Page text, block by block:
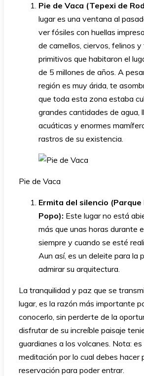
Pie de Vaca (Tepexi de
lugar es una ventana al
ver fósiles con huellas
de camellos, ciervos, felinos
primitivos que habitaron el
de 5 millones de años. A
región es muy árida, te
que toda esta zona estaba
grandes cantidades de agua,
acuáticas y enormes
rastros de su existencia.
Pie de Vaca
Ermita del silencio (Parque
Popo): Este lugar no está
más que unas horas durante
siempre y cuando se esté
Aun así, es un deleite para la
admirar su arquitectura.
La tranquilidad y paz que se
lugar, es la razón más importante
conocerlo, sin perderte de la
disfrutar de su increíble paisaje
guardianes a los volcanes. Nota: es
meditación por lo cual debes hacer
reservación para poder entrar.